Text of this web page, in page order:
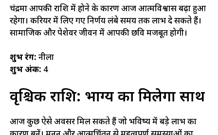
चंद्रमा आपकी राशि में होने के कारण आज आत्मविश्वास बढ़ा हुआ
रहेगा। करियर में लिए गए निर्णय लंबे समय तक लाभ दे सकते हैं।
सामाजिक और पेशेवर जीवन में आपकी छवि मजबूत होगी।
शुभ रंग: नीला
शुभ अंक: 4
वृश्चिक राशि: भाग्य का मिलेगा साथ
आज कुछ ऐसे अवसर मिल सकते हैं जो भविष्य में बड़े लाभ का